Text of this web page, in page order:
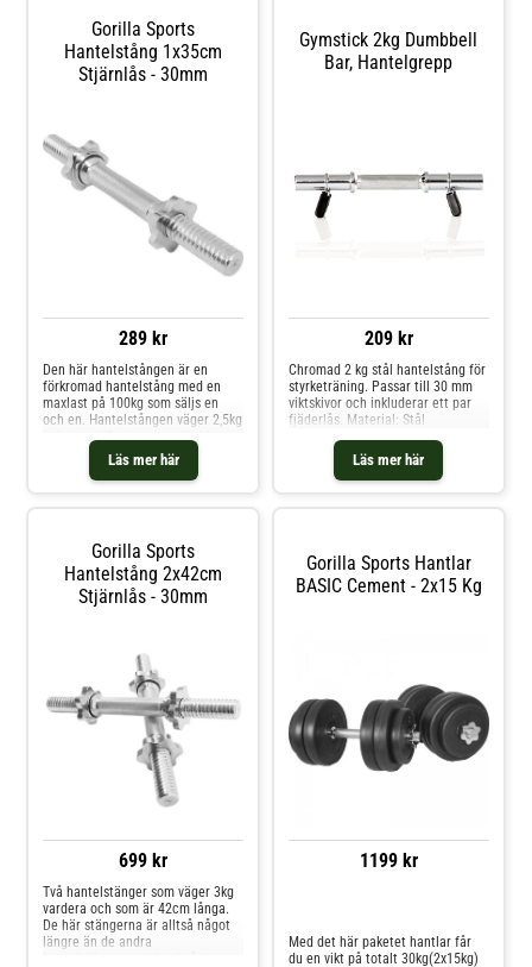
Gorilla Sports
Hantelstång 1x35cm
Stjärnlås - 30mm
289 kr
Läs mer här
Den här hantelstången är en
förkromad hantelstång med en
maxlast på 100kg som säljs en
och en. Hantelstången väger 2,5kg
grepp som är 13cm långt.
Gymstick 2kg Dumbbell
Bar, Hantelgrepp
209 kr
Läs mer här
Chromad 2 kg stål hantelstång för
styrketräning. Passar till 30 mm
viktskivor och inkluderar ett par
fjäderlås. Material: Stål
Gorilla Sports
Hantelstång 2x42cm
Stjärnlås - 30mm
699 kr
Två hantelstänger som väger 3kg
vardera och som är 42cm långa.
De här stängerna är alltså något
längre än de andra
Gorilla Sports Hantlar
BASIC Cement - 2x15 Kg
1199 kr
Med det här paketet hantlar får
du en vikt på totalt 30kg(2x15kg)